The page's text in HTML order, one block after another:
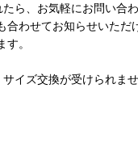
ら、お気軽にお問い合
合わせてお知らせいただ
。
イズ交換が受けられま